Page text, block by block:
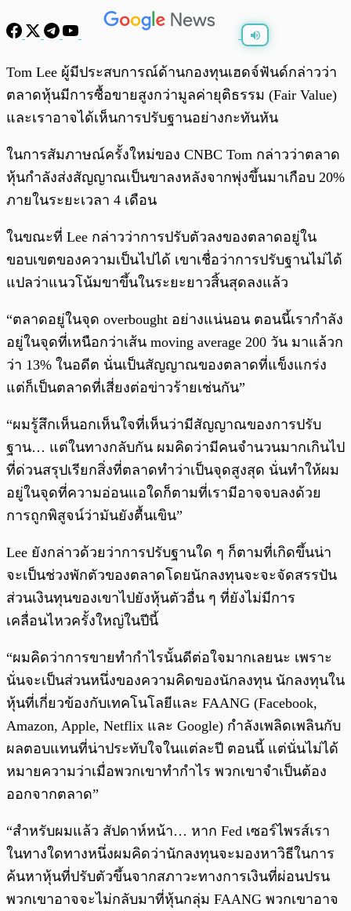
พร้อมเล่น 0:00 / 0:00
Tom Lee ผู้มีประสบการณ์ด้านกองทุนเฮดจ์ฟันด์กล่าวว่า
ตลาดหุ้นมีการซื้อขายสูงกว่ามูลค่ายุติธรรม (Fair Value)
และเราอาจได้เห็นการปรับฐานอย่างกะทันหัน
ในการสัมภาษณ์ครั้งใหม่ของ CNBC Tom กล่าวว่าตลาด
หุ้นกำลังส่งสัญญาณเป็นขาลงหลังจากพุ่งขึ้นมาเกือบ 20%
ภายในระยะเวลา 4 เดือน
ในขณะที่ Lee กล่าวว่าการปรับตัวลงของตลาดอยู่ใน
ขอบเขตของความเป็นไปได้ เขาเชื่อว่าการปรับฐานไม่ได้
แปลว่าแนวโน้มขาขึ้นในระยะยาวสิ้นสุดลงแล้ว
“ตลาดอยู่ในจุด overbought อย่างแน่นอน ตอนนี้เรากำลัง
อยู่ในจุดที่เหนือกว่าเส้น moving average 200 วัน มาแล้วก
ว่า 13% ในอดีต นั่นเป็นสัญญาณของตลาดที่แข็งแกร่ง
แต่ก็เป็นตลาดที่เสี่ยงต่อข่าวร้ายเช่นกัน”
“ผมรู้สึกเห็นอกเห็นใจที่เห็นว่ามีสัญญาณของการปรับ
ฐาน… แต่ในทางกลับกัน ผมคิดว่ามีคนจำนวนมากเกินไป
ที่ด่วนสรุปเรียกสิ่งที่ตลาดทำว่าเป็นจุดสูงสุด นั่นทำให้ผม
อยู่ในจุดที่ความอ่อนแอใดก็ตามที่เรามีอาจจบลงด้วย
การถูกพิสูจน์ว่ามันยังตื้นเขิน”
Lee ยังกล่าวด้วยว่าการปรับฐานใด ๆ ก็ตามที่เกิดขึ้นน่า
จะเป็นช่วงพักตัวของตลาดโดยนักลงทุนจะจะจัดสรรปัน
ส่วนเงินทุนของเขาไปยังหุ้นตัวอื่น ๆ ที่ยังไม่มีการ
เคลื่อนไหวครั้งใหญ่ในปีนี้
“ผมคิดว่าการขายทำกำไรนั้นดีต่อใจมากเลยนะ เพราะ
นั่นจะเป็นส่วนหนึ่งของความคิดของนักลงทุน นักลงทุนใน
หุ้นที่เกี่ยวข้องกับเทคโนโลยีและ FAANG (Facebook,
Amazon, Apple, Netflix และ Google) กำลังเพลิดเพลินกับ
ผลตอบแทนที่น่าประทับใจในแต่ละปี ตอนนี้ แต่นั่นไม่ได้
หมายความว่าเมื่อพวกเขาทำกำไร พวกเขาจำเป็นต้อง
ออกจากตลาด”
“สำหรับผมแล้ว สัปดาห์หน้า… หาก Fed เซอร์ไพรส์เรา
ในทางใดทางหนึ่งผมคิดว่านักลงทุนจะมองหาวิธีในการ
ค้นหาหุ้นที่ปรับตัวขึ้นจากสภาวะทางการเงินที่ผ่อนปรน
พวกเขาอาจจะไม่กลับมาที่หุ้นกลุ่ม FAANG พวกเขาอาจ